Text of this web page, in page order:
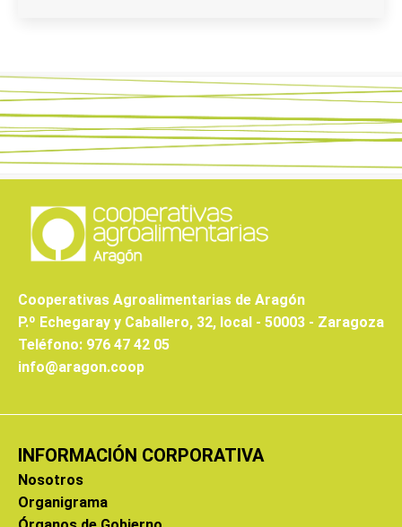
Cooperativas Agroalimentarias de Aragón
P.º Echegaray y Caballero, 32, local - 50003 - Zaragoza
Teléfono: 976 47 42 05
info@aragon.coop
INFORMACIÓN CORPORATIVA
Nosotros
Organigrama